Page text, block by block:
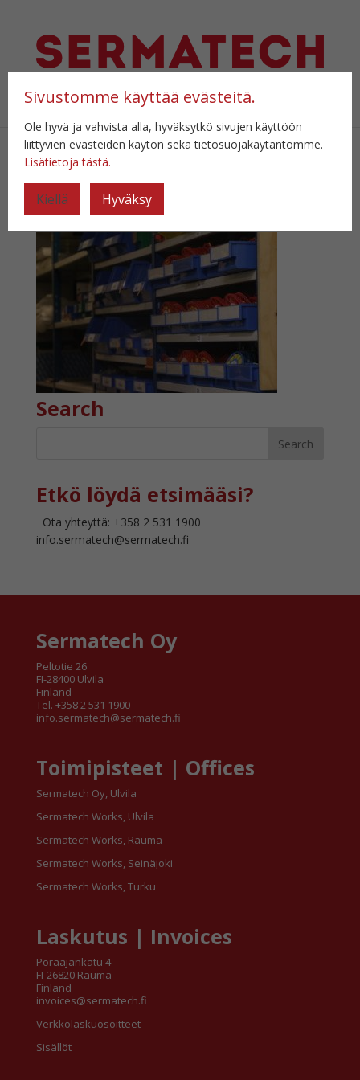
Select Page
BS8A6063
Search
Etkö löydä etsimääsi?
Ota yhteyttä: +358 2 531 1900
info.sermatech@sermatech.fi
Sermatech Oy
Peltotie 26
FI-28400 Ulvila
Finland
Tel. +358 2 531 1900
info.sermatech@sermatech.fi
Toimipisteet | Offices
Sermatech Oy, Ulvila
Sermatech Works, Ulvila
Sermatech Works, Rauma
Sermatech Works, Seinäjoki
Sermatech Works, Turku
Laskutus | Invoices
Poraajankatu 4
FI-26820 Rauma
Finland
invoices@sermatech.fi
Verkkolaskuosoitteet
Sisällöt
Sivustomme käyttää evästeitä.
Ole hyvä ja vahvista alla, hyväksytkö sivujen käyttöön
liittyvien evästeiden käytön sekä tietosuojakäytäntömme.
Lisätietoja tästä.
Kiellä Hyväksy